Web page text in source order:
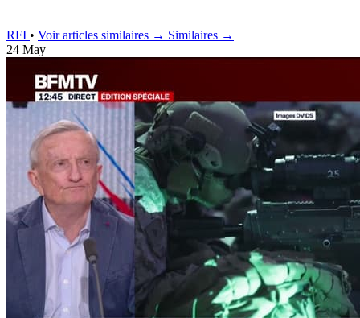
RFI • Voir articles similaires → Similaires →
24 May